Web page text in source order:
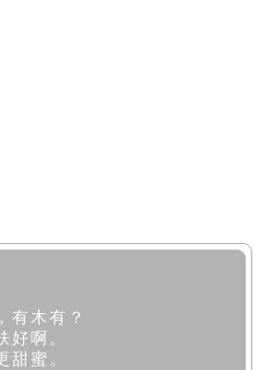
有木有？
好啊。
甜蜜。